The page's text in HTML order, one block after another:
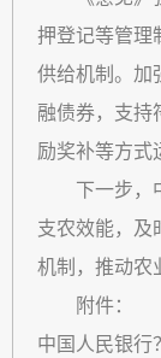
押登记等管理
供给机制。加
融债券，支持
励奖补等方式
下一步，中
支农效能，及
机制，推动农
附件：
中国人民银行